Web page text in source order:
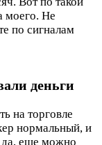
моего. Не
по сигналам
деньги
на торговле
нормальный, и
да, еще можно